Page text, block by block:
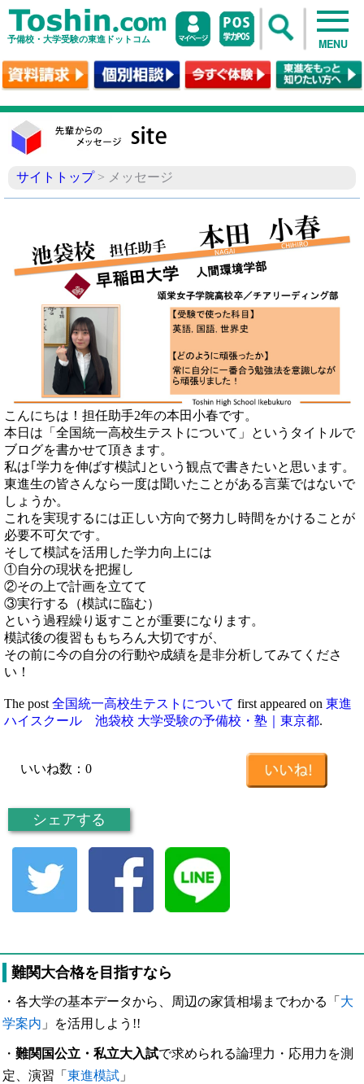
予備校・大学受験の東進ドットコム MENU
サイトトップ> メッセージ
こんにちは！担任助手2年の本田小春です。
本日は「全国統一高校生テストについて」というタイトルで
ブログを書かせて頂きます。
私は｢学力を伸ばす模試｣という観点で書きたいと思います。
東進生の皆さんなら一度は聞いたことがある言葉ではないで
しょうか。
これを実現するには正しい方向で努力し時間をかけることが
必要不可欠です。
そして模試を活用した学力向上には
①自分の現状を把握し
②その上で計画を立てて
③実行する（模試に臨む）
という過程繰り返すことが重要になります。
模試後の復習ももちろん大切ですが、
その前に今の自分の行動や成績を是非分析してみてくださ
い！
The post 全国統一高校生テストについて first appeared on 東進
ハイスクール 池袋校 大学受験の予備校・塾｜東京都.
いいね数： 0
シェアする
難関大合格を目指すなら
・各大学の基本データから、周辺の家賃相場までわかる「 大
学案内 」を活用しよう!!
・ 難関国公立・私立大入試で求められる論理力・応用力を測
定、演習「 東進模試 」